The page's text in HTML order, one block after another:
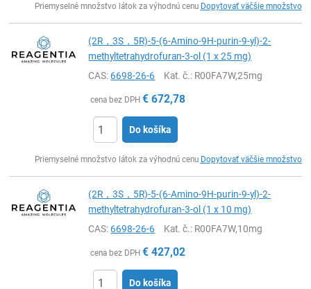
Priemyselné množstvo látok za výhodnú cenu Dopytovať väčšie množstvo
(2R，3S，5R)-5-(6-Amino-9H-purin-9-yl)-2-
methyltetrahydrofuran-3-ol (1 x 25 mg)
CAS:6698-26-6 Kat. č.: R00FA7W,25mg
cena bez DPH € 672,78
Do košíka
Priemyselné množstvo látok za výhodnú cenu Dopytovať väčšie množstvo
(2R，3S，5R)-5-(6-Amino-9H-purin-9-yl)-2-
methyltetrahydrofuran-3-ol (1 x 10 mg)
CAS:6698-26-6 Kat. č.: R00FA7W,10mg
cena bez DPH € 427,02
Do košíka